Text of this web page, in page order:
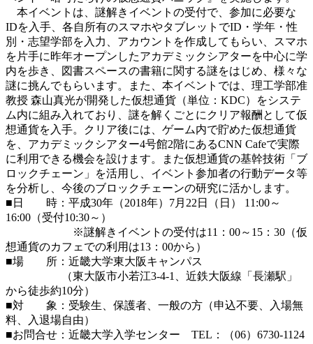
本イベントは、謎解きイベントの受付で、参加に必要な
IDを入手、各自所有のスマホやタブレットでID・学年・性
別・志望学部を入力、アカウントを作成してもらい、スマホ
を片手に昨年オープンしたアカデミックシアターを中心に学
内を歩き、図書スペースの書籍に関する謎をはじめ、様々な
謎に挑んでもらいます。また、本イベントでは、理工学部准
教授 森山真光が開発した仮想通貨（単位：KDC）をシステ
ム内に組み入れており、謎を解くごとにクリア報酬として仮
想通貨を入手。クリア後には、ゲーム内で貯めた仮想通貨
を、アカデミックシアター4号館2階にあるCNN Cafeで実際
に利用できる機会を設けます。また仮想通貨の基幹技術「ブ
ロックチェーン」を活用し、イベント参加者の行動データ等
を分析し、今後のブロックチェーンの研究に活かします。
■日 時：平成30年（2018年）7月22日（日） 11:00～
16:00（受付10:30～）
※謎解きイベントの受付は11：00～15：30（仮
想通貨のカフェでの利用は13：00から）
■場 所：近畿大学東大阪キャンパス
（東大阪市小若江3-4-1、近鉄大阪線「長瀬駅」
から徒歩約10分）
■対 象：受験生、保護者、一般の方（申込不要、入場無
料、入退場自由）
■お問合せ：近畿大学入学センター TEL：（06）6730-1124